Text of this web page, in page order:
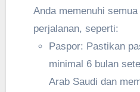
Anda memenuhi
perjalanan, seperti:
Paspor: Pastikan
minimal 6 bulan
Arab Saudi dan